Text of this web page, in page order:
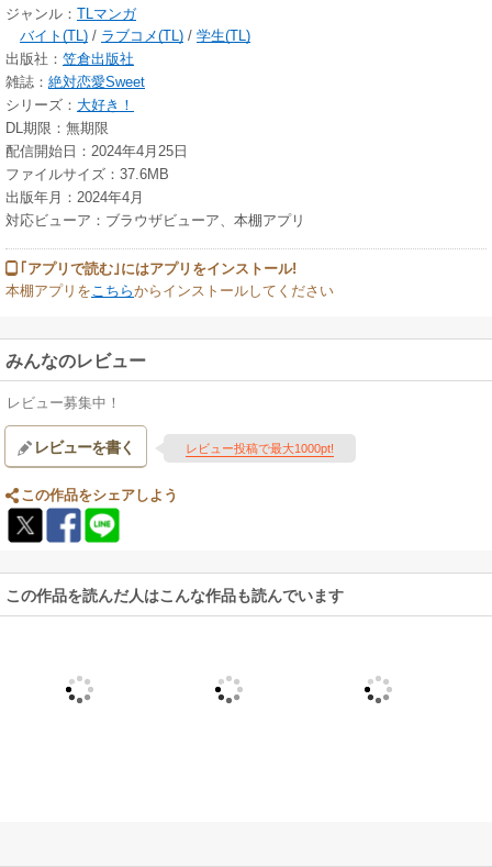
ジャンル： TLマンガ
バイト(TL) / ラブコメ(TL) / 学生(TL)
出版社： 笠倉出版社
雑誌： 絶対恋愛Sweet
シリーズ： 大好き！
DL期限：無期限
配信開始日：2024年4月25日
ファイルサイズ：37.6MB
出版年月：2024年4月
対応ビューア：ブラウザビューア、本棚アプリ
｢アプリで読む｣にはアプリをインストール!
本棚アプリを こちらからインストールしてください
みんなのレビュー
レビュー募集中！
レビューを書く レビュー投稿で最大1000pt!
この作品をシェアしよう
この作品を読んだ人はこんな作品も読んでいます